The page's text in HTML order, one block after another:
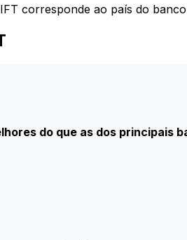
corresponde ao país do
do que as dos principais